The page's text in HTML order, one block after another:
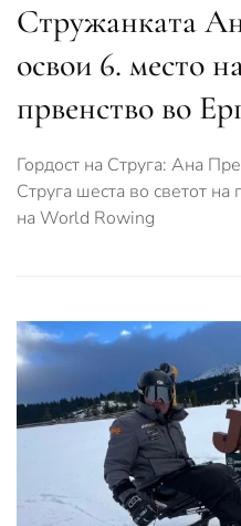
Стружанката
освои 6. место
првенство во
Гордост на Струга: Ана
Струга шеста во светот на
на World Rowing